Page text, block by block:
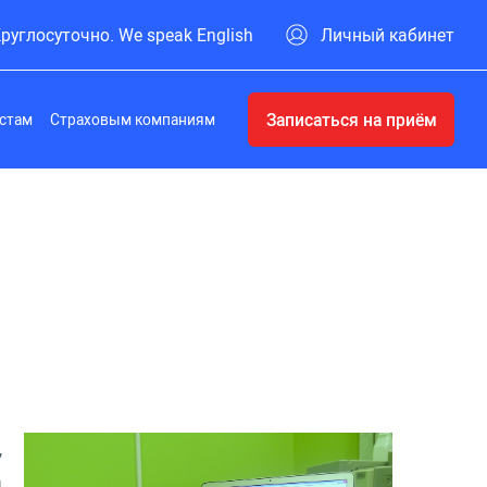
We speak English Личный кабинет
Страховым компаниям Записаться на приём